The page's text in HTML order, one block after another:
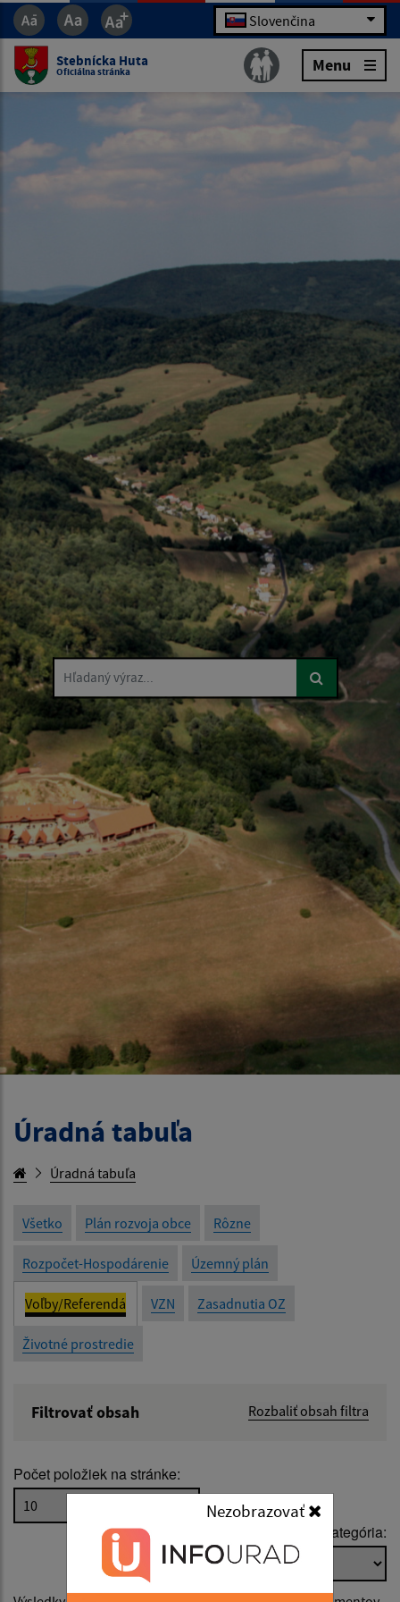
Nezobrazovať
Slovenčina
Stebnícka Huta
Oficiálna stránka Menu
Úradná tabuľa
Úradná tabuľa
Všetko Plán rozvoja obce Rôzne
Rozpočet-Hospodárenie Územný plán
Voľby/Referendá VZN Zasadnutia OZ
Životné prostredie
Filtrovať obsah Rozbaliť obsah filtra
Popis:
Dátum zverejnenia od:
Počet položiek na stránke:
Podkategória: